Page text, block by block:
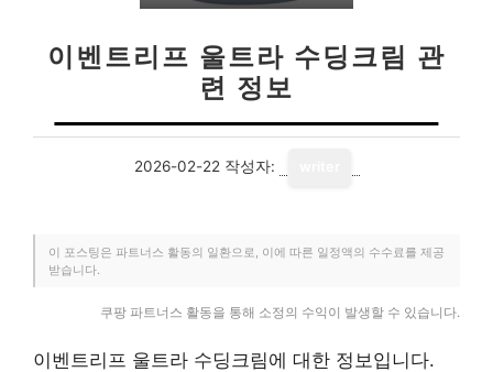
이벤트리프 울트라 수딩크림 관
련 정보
2026-02-22 작성자:
이 포스팅은 파트너스 활동의 일환으로, 이에 따른 일정액의 수수료를 제공
받습니다.
쿠팡 파트너스 활동을 통해 소정의 수익이 발생할 수 있습니다.
이벤트리프 울트라 수딩크림에 대한 정보입니다.